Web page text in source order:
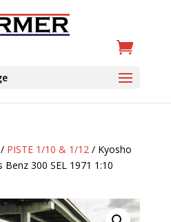
/ PISTE 1/10 & 1/12/ Kyosho
300 SEL 1971 1:10